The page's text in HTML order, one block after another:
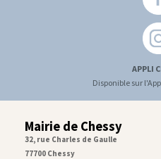
APPLI
Disponible sur
Mairie de Chessy
32, rue Charles de Gaulle
77700 Chessy